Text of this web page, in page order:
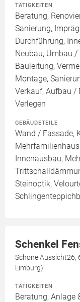
TÄTIGKEITEN
Beratung,
Sanierung,
Durchführung,
Neubau, Umbau /
Bauleitung,
Montage,
Verkauf, Aufbau /
Verlegen
GEBÄUDETEILE
Wand / Fassade,
Innenausbau,
Steinoptik,
Schenkel
Schöne Aussicht26,
Limburg)
TÄTIGKEITEN
Beratung, Anlage